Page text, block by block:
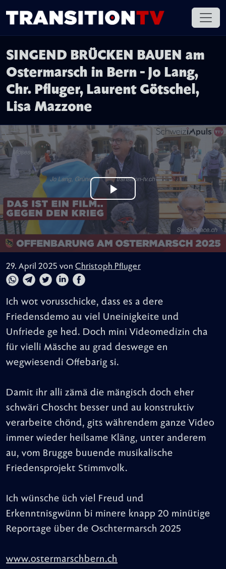
SINGEND BRÜCKEN BAUEN am
Ostermarsch in Bern - Jo Lang,
Chr. Pfluger, Laurent Götschel,
Lisa Mazzone
29. April 2025 von Christoph Pfluger
Ich wot vorusschicke, dass es a dere
Friedensdemo au viel Uneinigkeite und
Unfriede ge hed. Doch mini Videomedizin cha
für vielli Mäsche au grad deswege en
wegwiesendi Offebarig si.
Damit ihr alli zämä die mängisch doch eher
schwäri Choscht besser und au konstruktiv
verarbeite chönd, gits währendem ganze Video
immer wieder heilsame Kläng, unter anderem
au, vom Brugge buuende musikalische
Friedensprojekt Stimmvolk.
Ich wünsche üch viel Freud und
Erkenntnisgwünn bi minere knapp 20 minütige
Reportage über de Oschtermarsch 2025
www.ostermarschbern.ch